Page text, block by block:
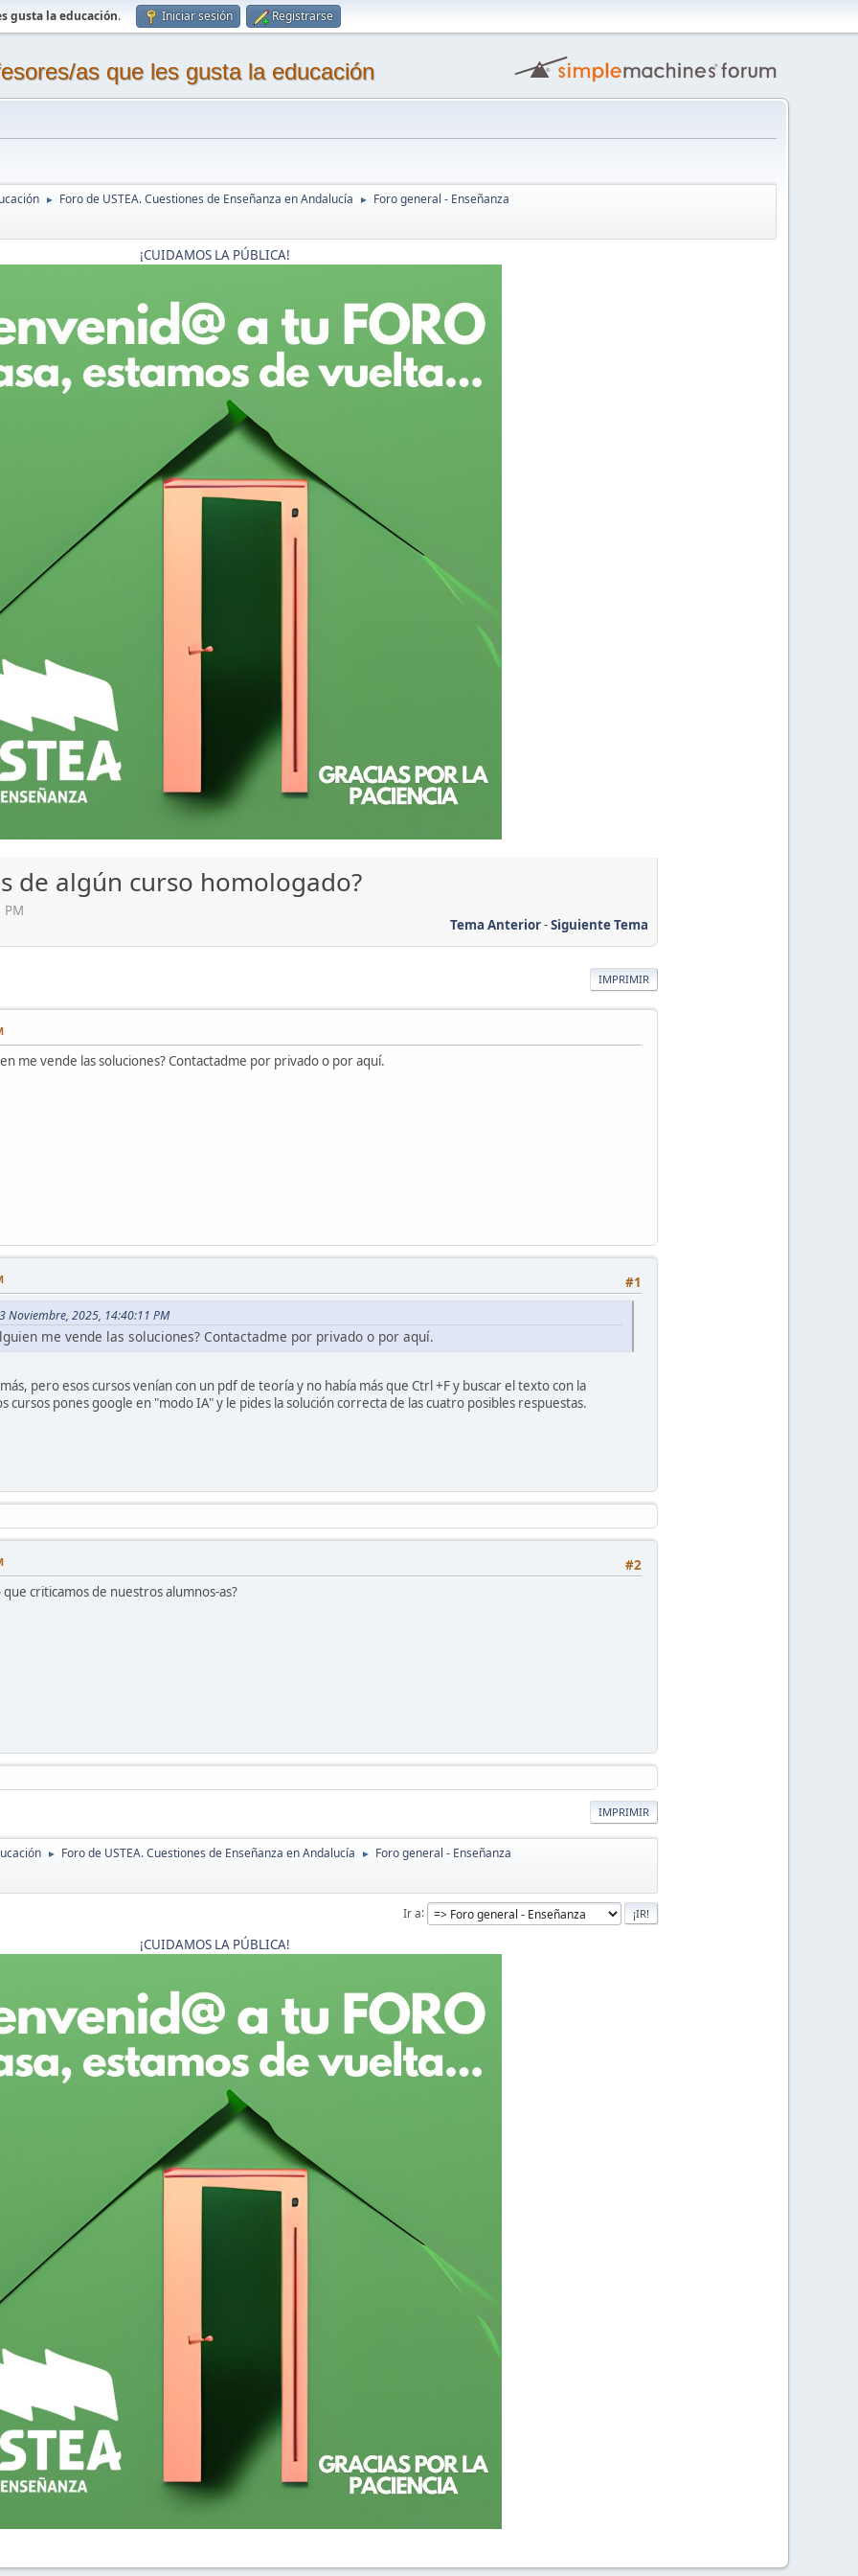
gusta la educación. Iniciar sesión Registrarse
as que les gusta la educación
► Foro de USTEA. Cuestiones de Enseñanza en Andalucía ► Foro general - Enseñanza
¡CUIDAMOS LA PÚBLICA!
de algún curso homologado?
PM
Tema Anterior-Siguiente Tema
IMPRIMIR
me vende las soluciones? Contactadme por privado o por aquí.
#1
Noviembre, 2025, 14:40:11 PM
me vende las soluciones? Contactadme por privado o por aquí.
pero esos cursos venían con un pdf de teoría y no había más que Ctrl +F y buscar el texto con la
cursos pones google en "modo IA" y le pides la solución correcta de las cuatro posibles respuestas.
#2
criticamos de nuestros alumnos-as?
IMPRIMIR
► Foro de USTEA. Cuestiones de Enseñanza en Andalucía ► Foro general - Enseñanza
Ir a
¡CUIDAMOS LA PÚBLICA!